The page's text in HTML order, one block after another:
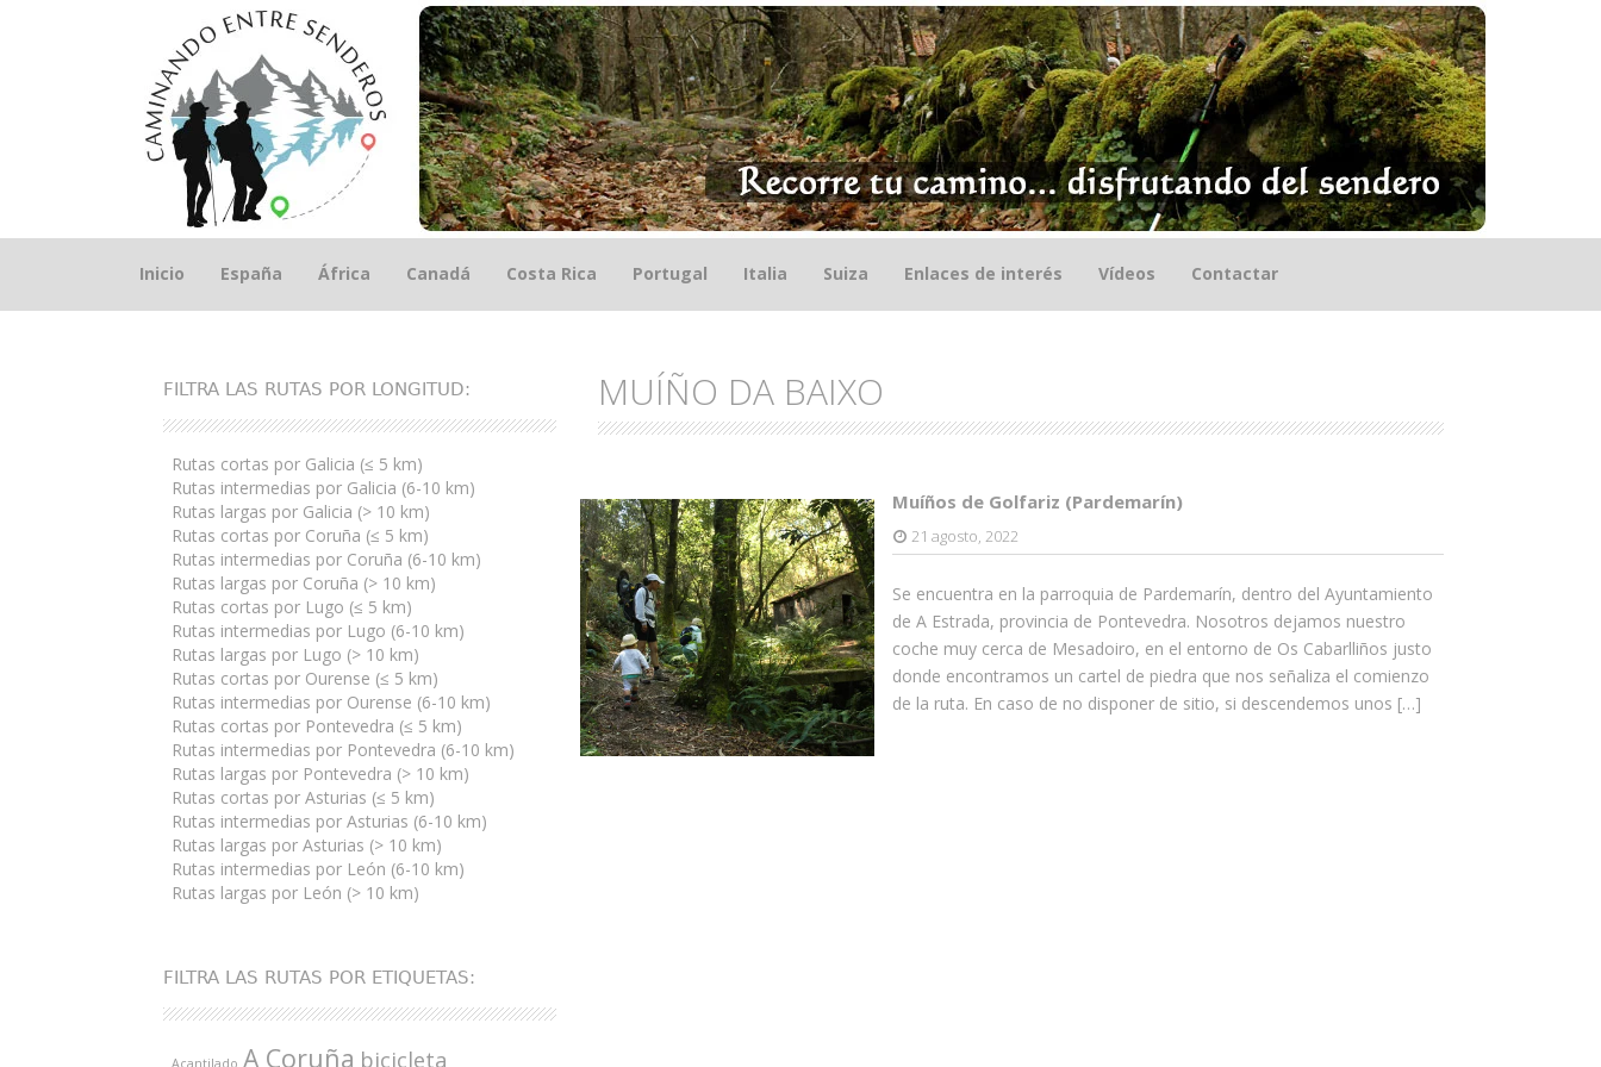
Saltar
Inicio España África Canadá Costa Rica Portugal Italia Suiza Enlaces de interés Vídeos Contactar
MUÍÑO DA BAIXO
Muíños de Golfariz (Pardemarín)
21 agosto, 2022
Se encuentra en la parroquia de Pardemarín, dentro del Ayuntamiento
de A Estrada, provincia de Pontevedra. Nosotros dejamos nuestro
coche muy cerca de Mesadoiro, en el entorno de Os Cabarlliños justo
donde encontramos un cartel de piedra que nos señaliza el comienzo
de la ruta. En caso de no disponer de sitio, si descendemos unos […]
FILTRA LAS RUTAS POR LONGITUD:
Rutas cortas por Galicia (≤ 5 km)
Rutas intermedias por Galicia (6-10 km)
Rutas largas por Galicia (> 10 km)
Rutas cortas por Coruña (≤ 5 km)
Rutas intermedias por Coruña (6-10 km)
Rutas largas por Coruña (> 10 km)
Rutas cortas por Lugo (≤ 5 km)
Rutas intermedias por Lugo (6-10 km)
Rutas largas por Lugo (> 10 km)
Rutas cortas por Ourense (≤ 5 km)
Rutas intermedias por Ourense (6-10 km)
Rutas cortas por Pontevedra (≤ 5 km)
Rutas intermedias por Pontevedra (6-10 km)
Rutas largas por Pontevedra (> 10 km)
Rutas cortas por Asturias (≤ 5 km)
Rutas intermedias por Asturias (6-10 km)
Rutas largas por Asturias (> 10 km)
Rutas intermedias por León (6-10 km)
Rutas largas por León (> 10 km)
FILTRA LAS RUTAS POR ETIQUETAS:
Acantilado A Coruña bicicleta